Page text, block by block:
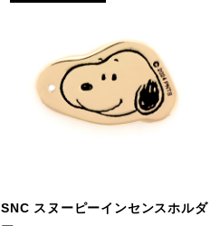
SNC スヌーピーインセンスホルダ